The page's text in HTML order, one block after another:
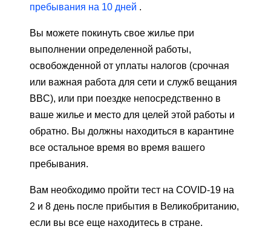
пребывания на 10 дней .
Вы можете покинуть свое жилье при
выполнении определенной работы,
освобожденной от уплаты налогов (срочная
или важная работа для сети и служб вещания
BBC), или при поездке непосредственно в
ваше жилье и место для целей этой работы и
обратно. Вы должны находиться в карантине
все остальное время во время вашего
пребывания.
Вам необходимо пройти тест на COVID-19 на
2 и 8 день после прибытия в Великобританию,
если вы все еще находитесь в стране.